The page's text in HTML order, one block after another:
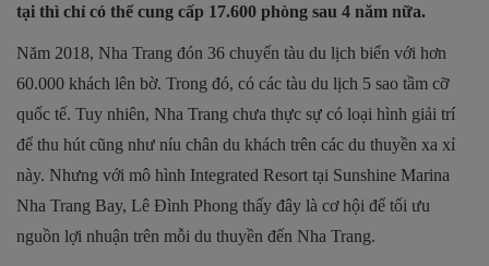
tại thì chỉ có thể cung cấp 17.600 phòng sau 4 năm nữa.
Năm 2018, Nha Trang đón 36 chuyến tàu du lịch biển với hơn
60.000 khách lên bờ. Trong đó, có các tàu du lịch 5 sao tầm cỡ
quốc tế. Tuy nhiên, Nha Trang chưa thực sự có loại hình giải trí
để thu hút cũng như níu chân du khách trên các du thuyền xa xỉ
này. Nhưng với mô hình Integrated Resort tại Sunshine Marina
Nha Trang Bay, Lê Đình Phong thấy đây là cơ hội để tối ưu
nguồn lợi nhuận trên mỗi du thuyền đến Nha Trang.